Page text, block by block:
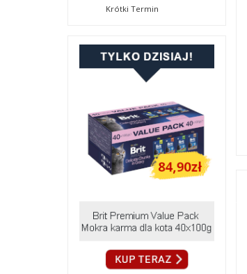
Krótki Termin